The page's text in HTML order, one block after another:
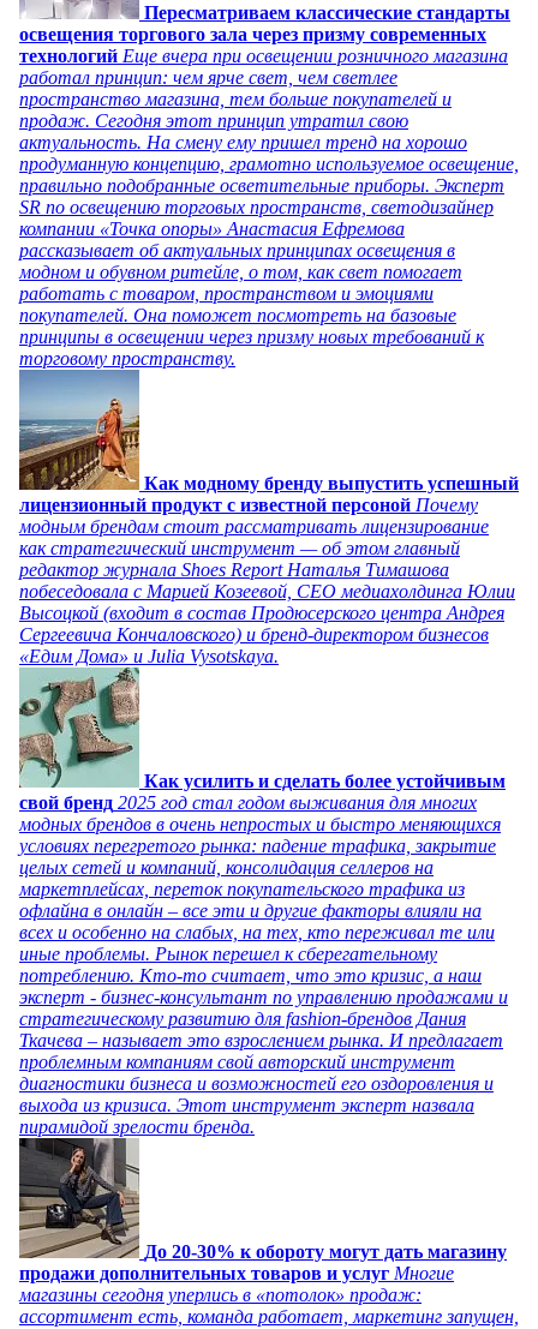
Пересматриваем классические стандарты
освещения торгового зала через призму современных
технологий Еще вчера при освещении розничного магазина
работал принцип: чем ярче свет, чем светлее
пространство магазина, тем больше покупателей и
продаж. Сегодня этот принцип утратил свою
актуальность. На смену ему пришел тренд на хорошо
продуманную концепцию, грамотно используемое освещение,
правильно подобранные осветительные приборы. Эксперт
SR по освещению торговых пространств, светодизайнер
компании «Точка опоры» Анастасия Ефремова
рассказывает об актуальных принципах освещения в
модном и обувном ритейле, о том, как свет помогает
работать с товаром, пространством и эмоциями
покупателей. Она поможет посмотреть на базовые
принципы в освещении через призму новых требований к
торговому пространству.
Как модному бренду выпустить успешный
лицензионный продукт с известной персоной Почему
модным брендам стоит рассматривать лицензирование
как стратегический инструмент — об этом главный
редактор журнала Shoes Report Наталья Тимашова
побеседовала с Марией Козеевой, СЕО медиахолдинга Юлии
Высоцкой (входит в состав Продюсерского центра Андрея
Сергеевича Кончаловского) и бренд-директором бизнесов
«Едим Дома» и Julia Vysotskaya.
Как усилить и сделать более устойчивым
свой бренд 2025 год стал годом выживания для многих
модных брендов в очень непростых и быстро меняющихся
условиях перегретого рынка: падение трафика, закрытие
целых сетей и компаний, консолидация селлеров на
маркетплейсах, переток покупательского трафика из
офлайна в онлайн – все эти и другие факторы влияли на
всех и особенно на слабых, на тех, кто переживал те или
иные проблемы. Рынок перешел к сберегательному
потреблению. Кто-то считает, что это кризис, а наш
эксперт - бизнес-консультант по управлению продажами и
стратегическому развитию для fashion-брендов Дания
Ткачева – называет это взрослением рынка. И предлагает
проблемным компаниям свой авторский инструмент
диагностики бизнеса и возможностей его оздоровления и
выхода из кризиса. Этот инструмент эксперт назвала
пирамидой зрелости бренда.
До 20-30% к обороту могут дать магазину
продажи дополнительных товаров и услуг Многие
магазины сегодня уперлись в «потолок» продаж:
ассортимент есть, команда работает, маркетинг запущен,